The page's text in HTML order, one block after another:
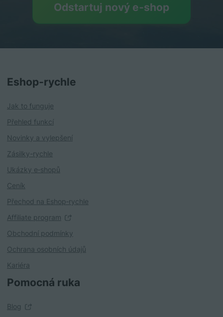
Odstartuj nový e‑shop
Eshop‑rychle
Jak to funguje
Přehled funkcí
Novinky a vylepšení
Zásilky-rychle
Ukázky e‑shopů
Ceník
Přechod na Eshop‑rychle
Affiliate program
Obchodní podmínky
Ochrana osobních údajů
Kariéra
Pomocná ruka
Blog